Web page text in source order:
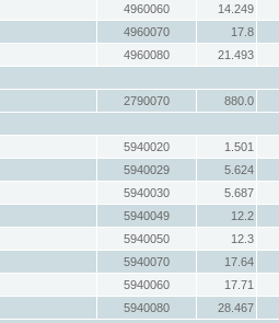
4960060
14.249
4960070
17.8
4960080
21.493
2790070
880.0
5940020
1.501
5940029
5.624
5940030
5.687
5940049
12.2
5940050
12.3
5940070
17.64
5940060
17.71
5940080
28.467